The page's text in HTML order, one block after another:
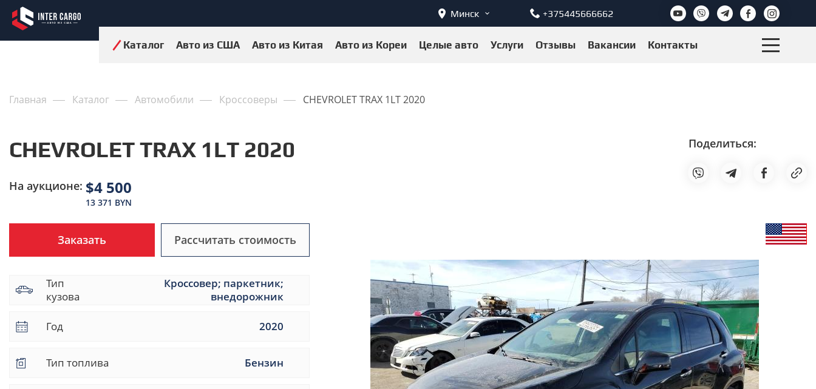
Минск +375445666662
Каталог Авто из США Авто из Китая Авто из Кореи Целые авто Услуги Отзывы Вакансии Контакты
Главная Каталог Автомобили Кроссоверы CHEVROLET TRAX 1LT 2020
CHEVROLET TRAX 1LT 2020
На аукционе: $4 500
13 371 BYN
Поделиться:
Заказать Рассчитать стоимость
Тип
кузова
Кроссовер; паркетник;
внедорожник
Год 2020
Тип топлива Бензин